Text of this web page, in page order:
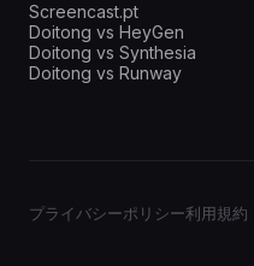
Screencast.pt
Doitong vs HeyGen
Doitong vs Synthesia
Doitong vs Runway
プライバシーポリシー利用規約